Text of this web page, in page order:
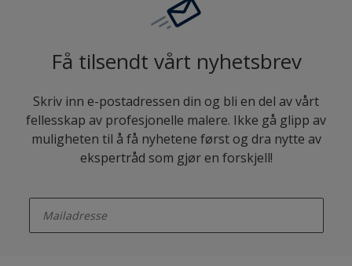
Få tilsendt vårt nyhetsbrev
Skriv inn e-postadressen din og bli en del av vårt
fellesskap av profesjonelle malere. Ikke gå glipp av
muligheten til å få nyhetene først og dra nytte av
ekspertråd som gjør en forskjell!